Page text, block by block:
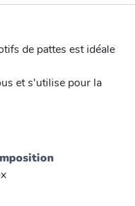
de pattes est idéale
et s'utilise pour la